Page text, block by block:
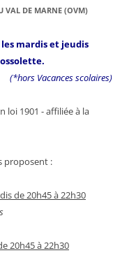
VAL DE MARNE (OVM)
mardis et jeudis
(*hors Vacances scolaires)
loi 1901 - affiliée à la
proposent :
de 20h45 à 22h30
20h45 à 22h30